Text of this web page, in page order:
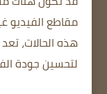
مقاطع الفيديو
لتحسين جودة